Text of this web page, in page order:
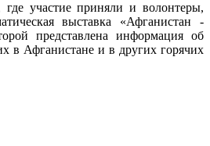
участие приняли и волонтеры,
выставка «Афганистан -
представлена информация об
в Афганистане и в других горячих